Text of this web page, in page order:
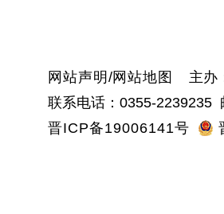
网站声明 /网站地图
主办
联系电话：0355-2239235
晋ICP备19006141号